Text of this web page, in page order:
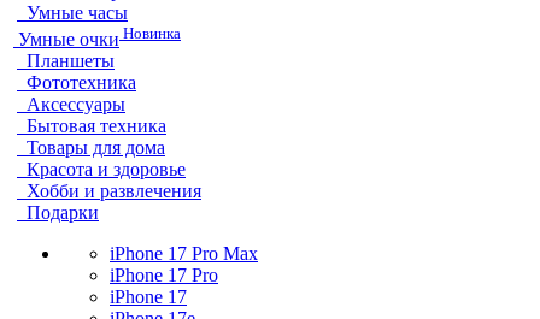
Умные часы
Умные очки Новинка
Планшеты
Фототехника
Аксессуары
Бытовая техника
Товары для дома
Красота и здоровье
Хобби и развлечения
Подарки
iPhone 17 Pro Max
iPhone 17 Pro
iPhone 17